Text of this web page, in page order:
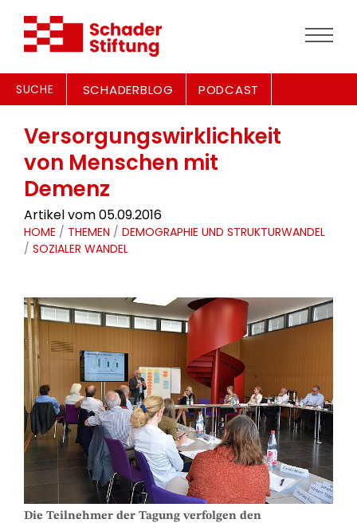
SUCHE SCHADERBLOG PODCAST
Versorgungswirklichkeit
von Menschen mit
Demenz
Artikel vom 05.09.2016
HOME / THEMEN / DEMOGRAPHIE UND STRUKTURWANDEL
/ SOZIALER WANDEL
Die Teilnehmer der Tagung verfolgen den